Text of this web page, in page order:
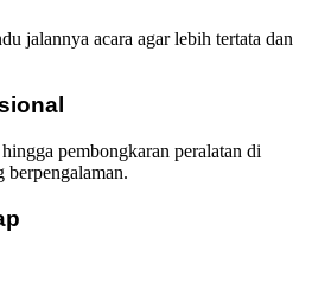
jalannya acara agar lebih tertata dan
pembongkaran peralatan di